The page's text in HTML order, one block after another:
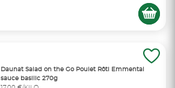
Daunat Salad on the Go Poulet Rôti Emmental
sauce basilic 270g